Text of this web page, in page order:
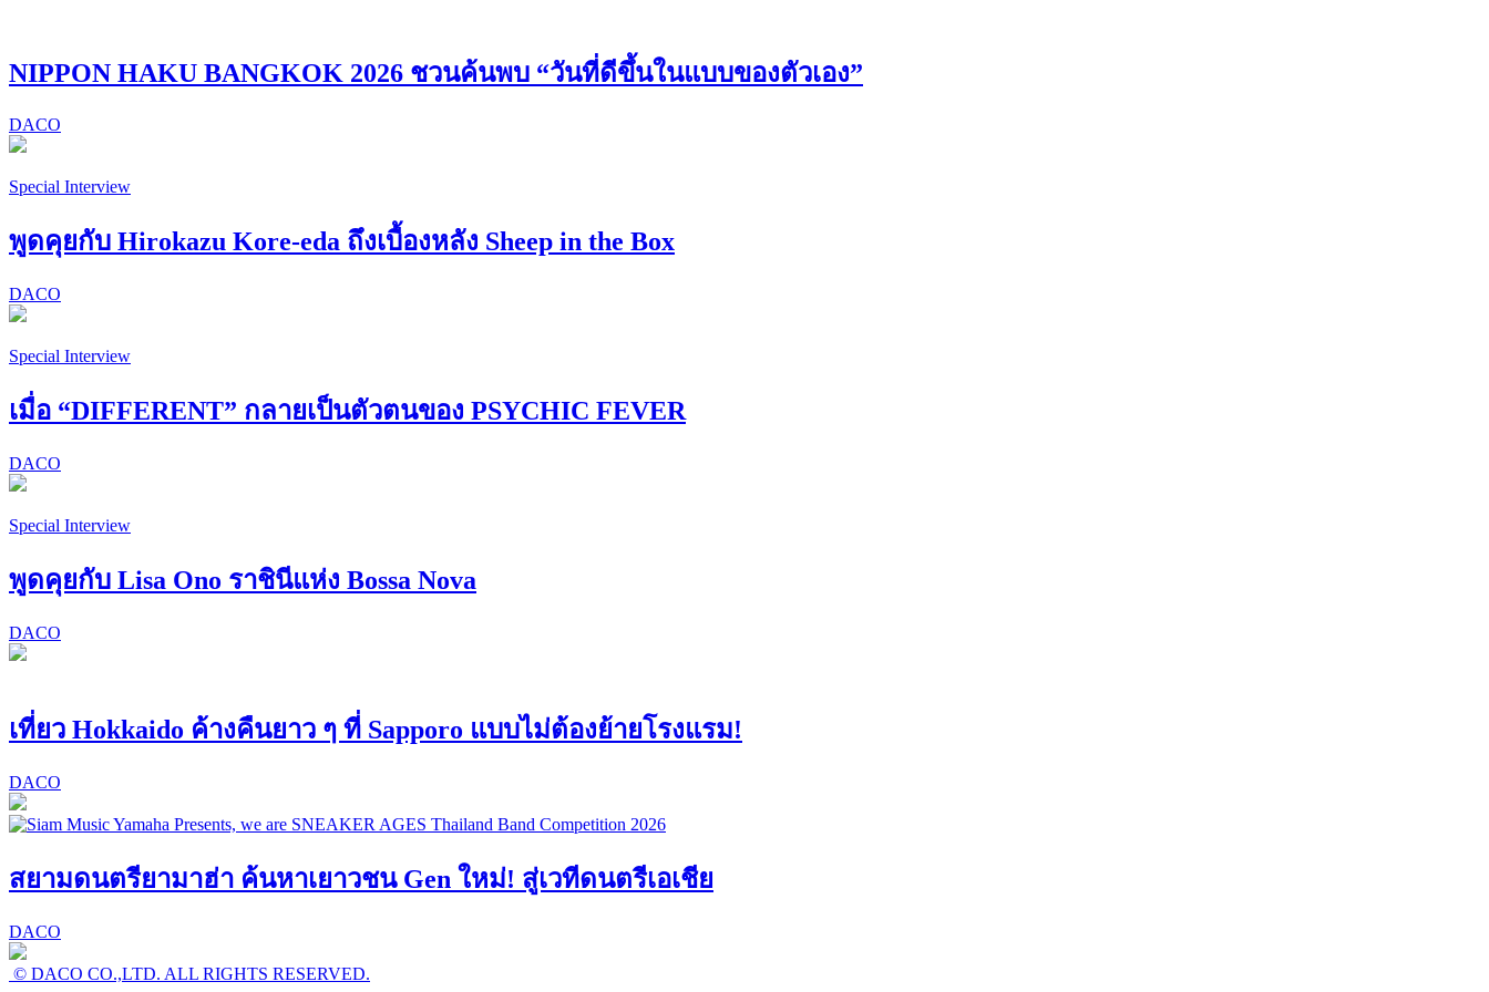
NIPPON HAKU BANGKOK 2026 ชวนค้นพบ “วันที่ดีขึ้นในแบบของตัวเอง”
DACO
Special Interview
พูดคุยกับ Hirokazu Kore-eda ถึงเบื้องหลัง Sheep in the Box
DACO
Special Interview
เมื่อ “DIFFERENT” กลายเป็นตัวตนของ PSYCHIC FEVER
DACO
Special Interview
พูดคุยกับ Lisa Ono ราชินีแห่ง Bossa Nova
DACO
เที่ยว Hokkaido ค้างคืนยาว ๆ ที่ Sapporo แบบไม่ต้องย้ายโรงแรม!
DACO
สยามดนตรียามาฮ่า ค้นหาเยาวชน Gen ใหม่! สู่เวทีดนตรีเอเชีย
DACO
© DACO CO.,LTD. ALL RIGHTS RESERVED.